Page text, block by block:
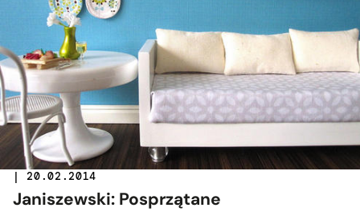
| 20.02.2014
Janiszewski: Posprzątane